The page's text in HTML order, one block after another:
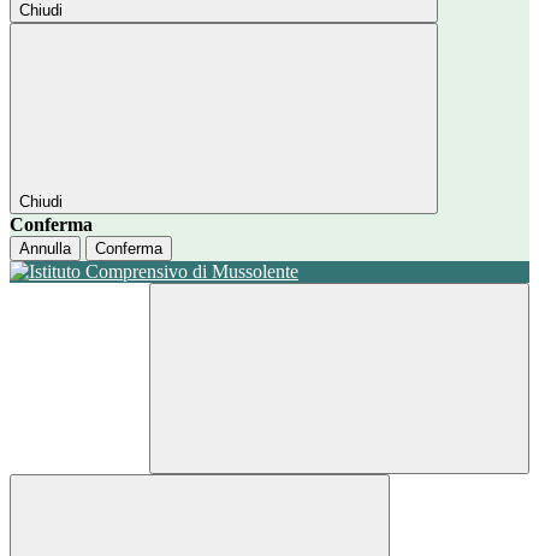
Chiudi
Chiudi
Conferma
Annulla Conferma